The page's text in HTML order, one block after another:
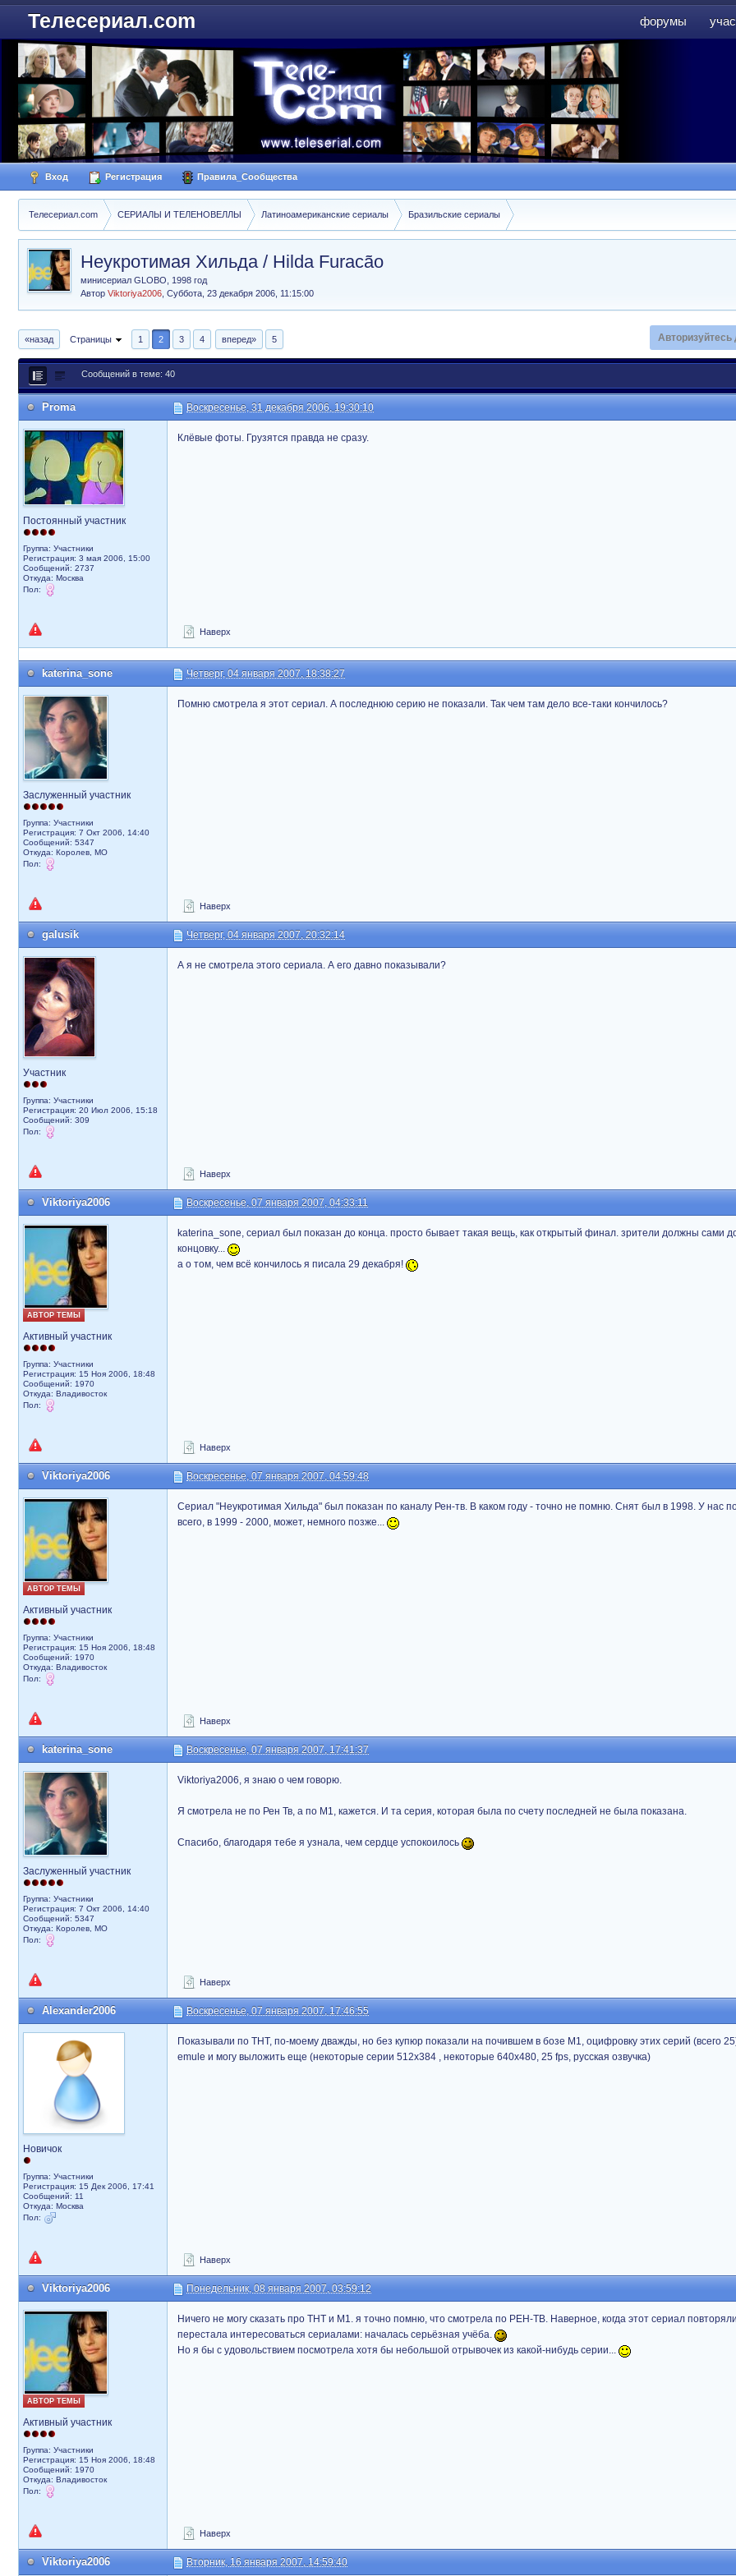
форумы
Телесериал.com
Вход Регистрация Правила_Сообщества
Телесериал.com СЕРИАЛЫ И ТЕЛЕНОВЕЛЛЫ Латиноамериканские сериалы Бразильские сериалы
Неукротимая Хильда / Hilda Furacão
минисериал GLOBO, 1998 год
Автор Viktoriya2006 Суббота, 23 декабря 2006, 11:15:00
«назад Страницы 1 2 3 4 вперед» 5 Авторизуйтесь
Сообщений в теме: 40
Proma Воскресенье, 31 декабря 2006, 19:30:10
Постоянный участник
Группа: Участники
Регистрация: 3 мая 2006, 15:00
Сообщений: 2737
Откуда: Москва
Пол:
Клёвые фоты. Грузятся правда не сразу.
Наверх
katerina_sone Четверг, 04 января 2007, 18:38:27
Заслуженный участник
Группа: Участники
Регистрация: 7 Окт 2006, 14:40
Сообщений: 5347
Откуда: Королев, МО
Пол:
Помню смотрела я этот сериал. А последнюю серию не показали. Так чем там дело все-таки кончилось?
Наверх
galusik Четверг, 04 января 2007, 20:32:14
Участник
Группа: Участники
Регистрация: 20 Июл 2006, 15:18
Сообщений: 309
Пол:
А я не смотрела этого сериала. А его давно показывали?
Наверх
Viktoriya2006 Воскресенье, 07 января 2007, 04:33:11
АВТОР ТЕМЫ
Активный участник
Группа: Участники
Регистрация: 15 Ноя 2006, 18:48
Сообщений: 1970
Откуда: Владивосток
Пол:
katerina_sone, сериал был показан до конца. просто бывает такая вещь, как открытый финал. зрители должны сами
концовку...
а о том, чем всё кончилось я писала 29 декабря!
Наверх
Viktoriya2006 Воскресенье, 07 января 2007, 04:59:48
АВТОР ТЕМЫ
Активный участник
Группа: Участники
Регистрация: 15 Ноя 2006, 18:48
Сообщений: 1970
Откуда: Владивосток
Пол:
Сериал "Неукротимая Хильда" был показан по каналу Рен-тв. В каком году - точно не помню. Снят был в 1998. У нас
всего, в 1999 - 2000, может, немного позже...
Наверх
katerina_sone Воскресенье, 07 января 2007, 17:41:37
Заслуженный участник
Группа: Участники
Регистрация: 7 Окт 2006, 14:40
Сообщений: 5347
Откуда: Королев, МО
Пол:
Viktoriya2006, я знаю о чем говорю.
Я смотрела не по Рен Тв, а по М1, кажется. И та серия, которая была по счету последней не была показана.
Спасибо, благодаря тебе я узнала, чем сердце успокоилось
Наверх
Alexander2006 Воскресенье, 07 января 2007, 17:46:55
Новичок
Группа: Участники
Регистрация: 15 Дек 2006, 17:41
Сообщений: 11
Откуда: Москва
Пол:
Показывали по ТНТ, по-моему дважды, но без купюр показали на почившем в бозе M1, оцифровку этих серий (всего
emule и могу выложить еще (некоторые серии 512x384 , некоторые 640x480, 25 fps, русская озвучка)
Наверх
Viktoriya2006 Понедельник, 08 января 2007, 03:59:12
АВТОР ТЕМЫ
Активный участник
Группа: Участники
Регистрация: 15 Ноя 2006, 18:48
Сообщений: 1970
Откуда: Владивосток
Пол:
Ничего не могу сказать про ТНТ и М1. я точно помню, что смотрела по РЕН-ТВ. Наверное, когда этот сериал
перестала интересоваться сериалами: началась серьёзная учёба.
Но я бы с удовольствием посмотрела хотя бы небольшой отрывочек из какой-нибудь серии...
Наверх
Viktoriya2006 Вторник, 16 января 2007, 14:59:40